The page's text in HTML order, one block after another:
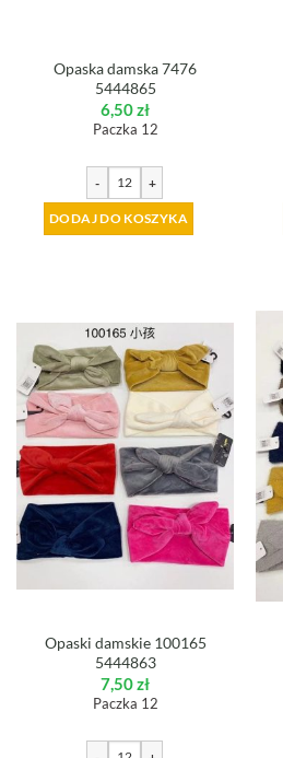
Opaska damska 7476
5444865
6,50zł
Paczka 12
- +
DODAJ DO KOSZYKA
Opaski damskie 100165
5444863
7,50zł
Paczka 12